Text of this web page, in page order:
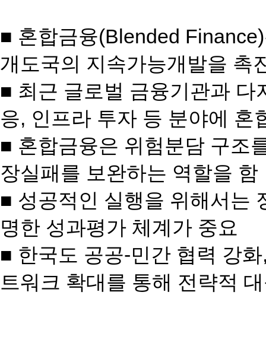
■ 혼합금융(Blended
개도국의 지속가능개발을 촉
■ 최근 글로벌 금융기관과
응, 인프라 투자 등 분야에 혼
■ 혼합금융은 위험분담 구조
장실패를 보완하는 역할을 함
■ 성공적인 실행을 위해서는
명한 성과평가 체계가 중요
■ 한국도 공공-민간 협력 강
트워크 확대를 통해 전략적